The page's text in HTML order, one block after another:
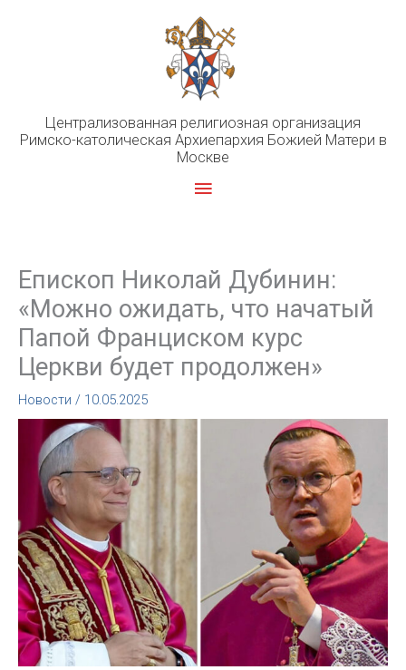
Централизованная религиозная организация
Римско-католическая Архиепархия Божией Матери в
Москве
Главное
Епископ Николай Дубинин:
«Можно ожидать, что начатый
Папой Франциском курс
Церкви будет продолжен»
Новости / 10.05.2025